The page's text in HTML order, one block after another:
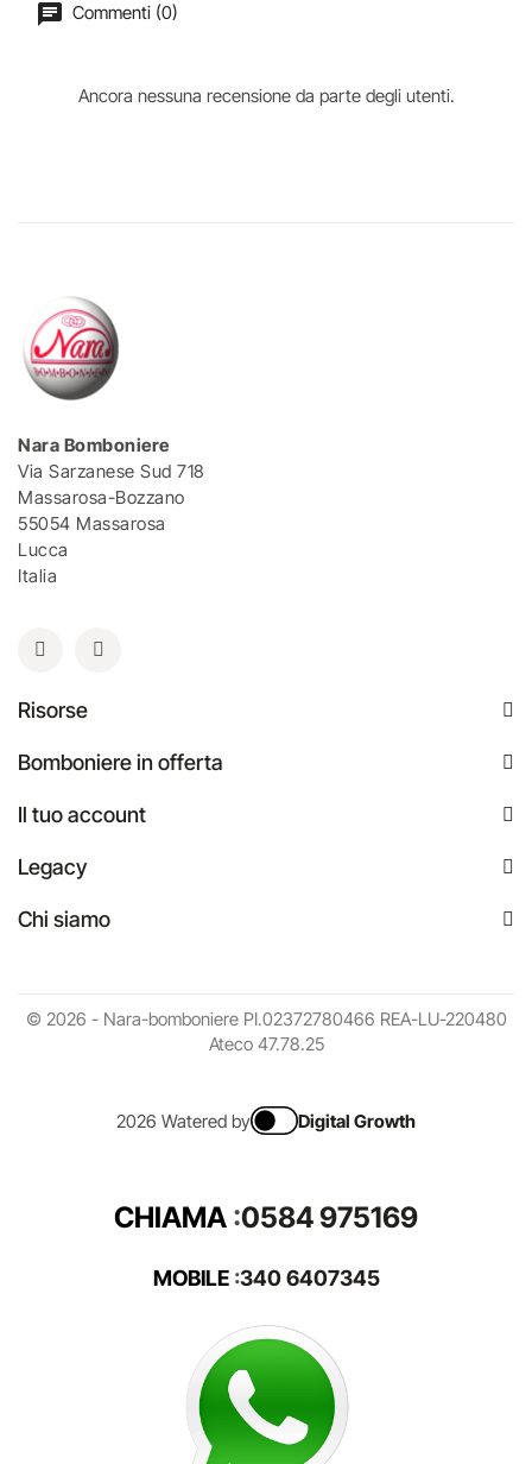
Commenti (0)
Ancora nessuna recensione da parte degli utenti.
Nara Bomboniere
Via Sarzanese Sud 718
Massarosa-Bozzano
55054 Massarosa
Lucca
Italia
Risorse
Bomboniere in offerta
Il tuo account
Legacy
Chi siamo
© 2026 - Nara-bomboniere PI.02372780466 REA-LU-220480
Ateco 47.78.25
2026 Watered by Digital Growth
CHIAMA :0584 975169
MOBILE:340 6407345